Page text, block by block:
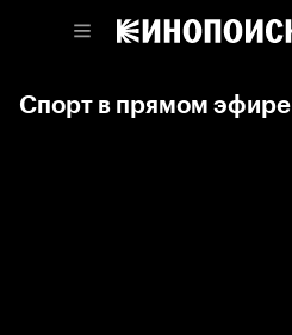
Спорт в прямом эфире